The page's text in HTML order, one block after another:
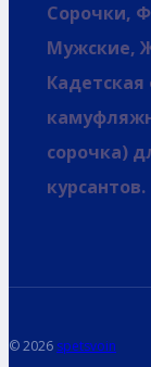
Сорочки,
Мужские,
сорочка)
курсантов.
© 2026 spetsvoin